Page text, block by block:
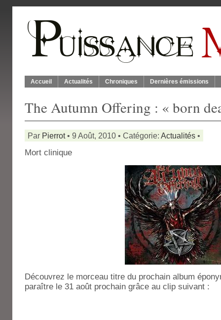
Accueil Actualités Chroniques Dernières émissions
The Autumn Offering : « born
Par Pierrot• 9 Août, 2010 • Catégorie: Actualités •
Mort clinique
Découvrez le morceau titre du prochain album
paraître le 31 août prochain grâce au clip suivant :